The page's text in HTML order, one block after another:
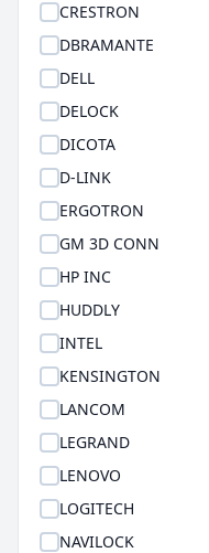
CRESTRON
DBRAMANTE
DELL
DELOCK
DICOTA
D-LINK
ERGOTRON
GM 3D CONN
HP INC
HUDDLY
INTEL
KENSINGTON
LANCOM
LEGRAND
LENOVO
LOGITECH
NAVILOCK